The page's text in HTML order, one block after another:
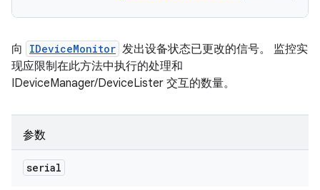
向 IDeviceMonitor 发出设备状态已更改的信号。 监控实
现应限制在此方法中执行的处理和
IDeviceManager/DeviceLister 交互的数量。
参数
serial